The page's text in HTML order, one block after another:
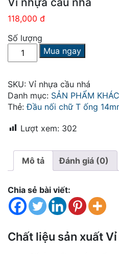
118,000 đ
Số lượng
nhựa
nhá
số
lượng
Mua ngay
SKU: Vỉ nhựa cầu nhá
Danh mục: SẢN PHẨM KHÁC
Thẻ:Đầu nối chữ T ống
Lượt xem: 302
Mô tả Đánh giá (0)
Chia sẻ bài viết:
Chất liệu sản xuất